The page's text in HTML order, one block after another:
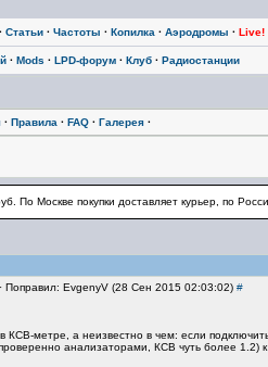
Статьи· Частоты · Копилка · Аэродромы · Live!
· Mods · LPD-форум· Клуб· Радиостанции
· Правила · FAQ· Галерея·
По Москве покупки доставляет курьер, по
Поправил: EvgenyV (28 Сен 2015 02:03:02) #
КСВ-метре, а неизвестно в чем: если
анализаторами, КСВ чуть более